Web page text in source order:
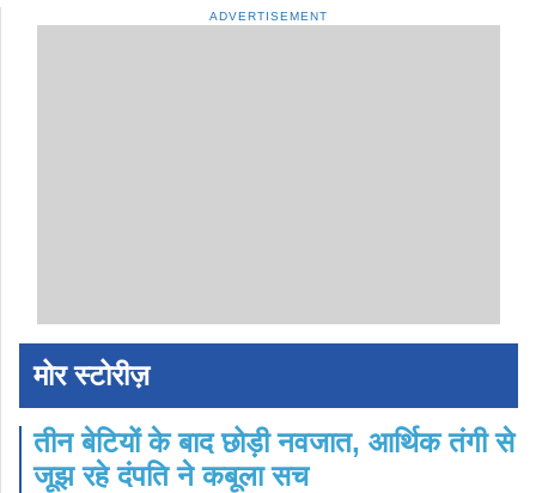
ADVERTISEMENT
मोर स्टोरीज़
तीन बेटियों के बाद छोड़ी नवजात, आर्थिक तंगी से
जूझ रहे दंपति ने कबूला सच